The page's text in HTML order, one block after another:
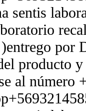
sentis
por
producto
al número